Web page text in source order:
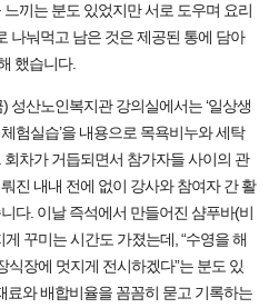
끼는 분도 있었지만 서로 도우며 요리
나눠먹고 남은 것은 제공된 통에 담아
했습니다.
성산노인복지관 강의실에서는 ‘일상생
험실습’을 내용으로 목욕비누와 세탁
차가 거듭되면서 참가자들 사이의 관
진 내내 전에 없이 강사와 참여자 간 활
다. 이날 즉석에서 만들어진 샴푸바(비
꾸미는 시간도 가졌는데, “수영을 해
식장에 멋지게 전시하겠다”는 분도 있
료와 배합비율을 꼼꼼히 묻고 기록하는